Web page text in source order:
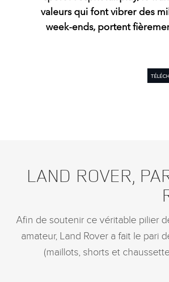
valeurs qui font vibrer des
week‑ends, portent
LAND ROVER,
Afin de soutenir ce véritable pilier
amateur, Land Rover a fait le pari
(maillots, shorts et